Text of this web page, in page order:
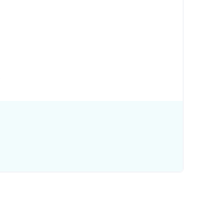
Liikunta ja